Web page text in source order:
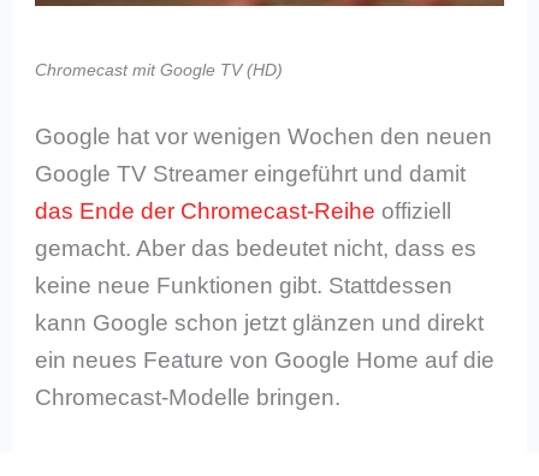
Chromecast mit Google TV (HD)
Google hat vor wenigen Wochen den neuen
Google TV Streamer eingeführt und damit
das Ende der Chromecast-Reihe offiziell
gemacht. Aber das bedeutet nicht, dass es
keine neue Funktionen gibt. Stattdessen
kann Google schon jetzt glänzen und direkt
ein neues Feature von Google Home auf die
Chromecast-Modelle bringen.